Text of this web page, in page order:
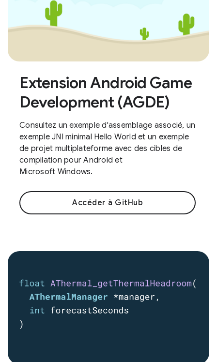
Extension Android Game
Development (AGDE)
Consultez un exemple d'assemblage associé, un
exemple JNI minimal Hello World et un exemple
de projet multiplateforme avec des cibles de
compilation pour Android et
Microsoft Windows.
Accéder à GitHub